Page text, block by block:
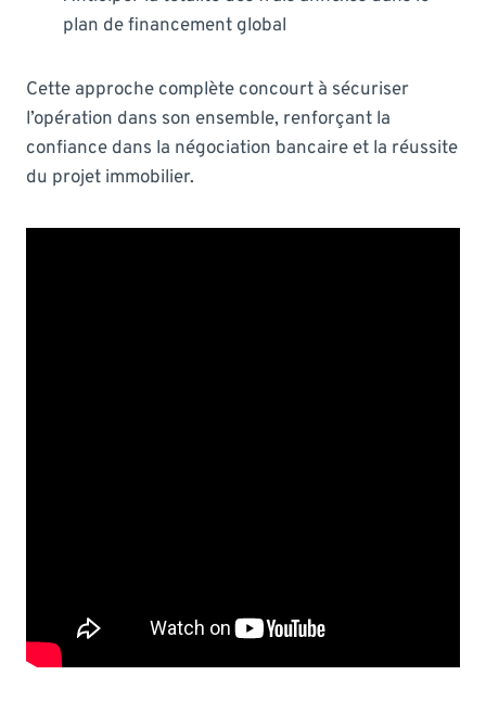
plan de financement global
Cette approche complète concourt à sécuriser
l’opération dans son ensemble, renforçant la
confiance dans la négociation bancaire et la réussite
du projet immobilier.